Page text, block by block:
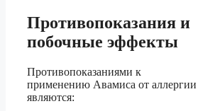
Противопоказания и
побочные эффекты
Противопоказаниями к
применению Авамиса от аллергии
являются: